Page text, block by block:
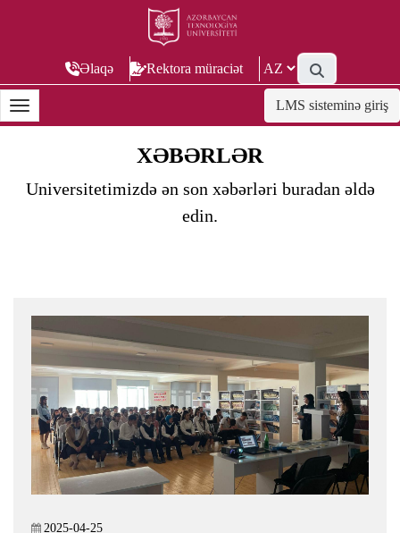
Əlaqə Rektora müraciət
LMS sisteminə giriş
XƏBƏRLƏR
Universitetimizdə ən son xəbərləri buradan əldə
edin.
2025-04-25